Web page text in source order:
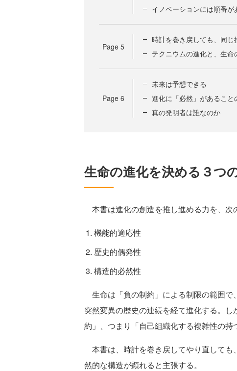
イノベーションには順番が
Page 5
時計を巻き戻しても、同
テクニウムの進化と、生命
Page 6
未来は予想できる
進化に「必然」があること
真の発明者は誰なのか
生命の進化を決める３つ
本書は進化の創造を推し進める力を、次
機能的適応性
歴史的偶発性
構造的必然性
生命は「負の制約」による制限の範囲で
突然変異の歴史の連続を経て進化する。
約」、つまり「自己組織化する複雑性の持
本書は、時計を巻き戻してやり直して
然的な構造が顕れると主張する。